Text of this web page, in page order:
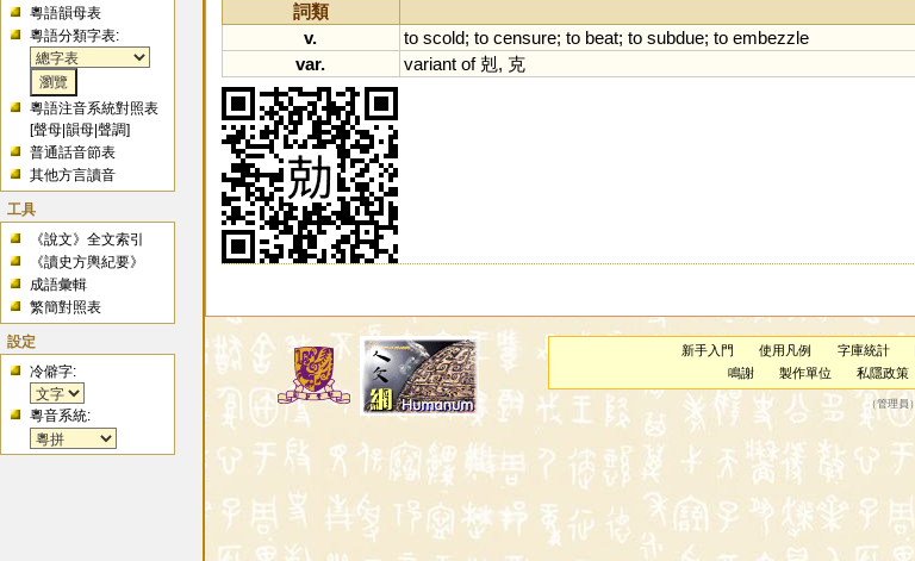
粵語韻母表
粵語分類字表:
粵語注音系統對照表
[聲母 |韻母 |聲調]
普通話音節表
其他方言讀音
工具
《說文》全文索引
《讀史方輿紀要》
成語彙輯
繁簡對照表
設定
冷僻字:
粵音系統:
詞類
v.
to scold; to censure; to beat; to subdue; to embezzle
var.
variant of剋, 克
新手入門 使用凡例 字庫統計
鳴謝
製作單位 私隱政策
（管理員 ）